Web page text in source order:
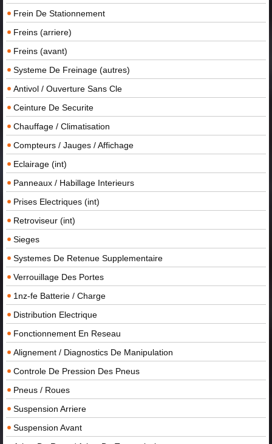
Frein De Stationnement
Freins (arriere)
Freins (avant)
Systeme De Freinage (autres)
Antivol / Ouverture Sans Cle
Ceinture De Securite
Chauffage / Climatisation
Compteurs / Jauges / Affichage
Eclairage (int)
Panneaux / Habillage Interieurs
Prises Electriques (int)
Retroviseur (int)
Sieges
Systemes De Retenue Supplementaire
Verrouillage Des Portes
1nz-fe Batterie / Charge
Distribution Electrique
Fonctionnement En Reseau
Alignement / Diagnostics De Manipulation
Controle De Pression Des Pneus
Pneus / Roues
Suspension Arriere
Suspension Avant